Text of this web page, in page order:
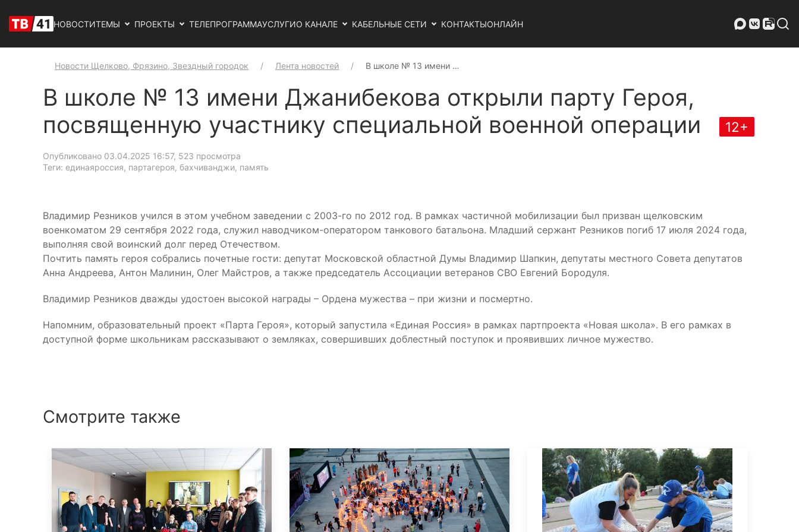
НОВОСТИТЕМЫ ПРОЕКТЫ ТЕЛЕПРОГРАММАУСЛУГИО КАНАЛЕ КАБЕЛЬНЫЕ СЕТИ КОНТАКТЫОНЛАЙН
Новости Щелково, Фрязино, Звездный городок Лента новостей В школе № 13 имени …
В школе № 13 имени Джанибекова открыли парту Героя,
посвященную участнику специальной военной операции
12+
Опубликовано 03.04.2025 16:57, 523 просмотра
Теги: единаяроссия, партагероя, бахчиванджи, память
Владимир Резников учился в этом учебном заведении с 2003-го по 2012 год. В рамках частичной мобилизации был призван щелковским
военкоматом 29 сентября 2022 года, служил наводчиком-оператором танкового батальона. Младший сержант Резников погиб 17 июля 2024 года,
выполняя свой воинский долг перед Отечеством.
Почтить память героя собрались почетные гости: депутат Московской областной Думы Владимир Шапкин, депутаты местного Совета депутатов
Анна Андреева, Антон Малинин, Олег Майстров, а также председатель Ассоциации ветеранов СВО Евгений Бородуля.
Владимир Резников дважды удостоен высокой награды – Ордена мужества – при жизни и посмертно.
Напомним, образовательный проект «Парта Героя», который запустила «Единая Россия» в рамках партпроекта «Новая школа». В его рамках в
доступной форме школьникам рассказывают о земляках, совершивших доблестный поступок и проявивших личное мужество.
Смотрите также